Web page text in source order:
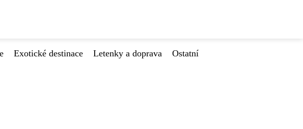
Exotické destinace Letenky a doprava
Ostatní